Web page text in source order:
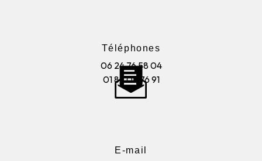
Téléphones
06 24 76 58 04
01 85 05 76 91
E-mail